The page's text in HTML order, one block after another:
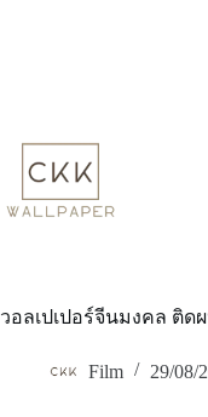
วอลเปเปอร์จีนมงคล ติด
Film 29/08/